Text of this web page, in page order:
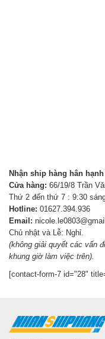
Nhận ship hàng hân
Cửa hàng: 66/19/8 Trần
Thứ 2 đến thứ 7 : 9:30
Hotline: 01627.394.936
Email:
Chủ nhật và Lễ: Nghỉ.
(không giải quyết các vấn
khung giờ làm việc trên).
[contact-form-7 id="28"